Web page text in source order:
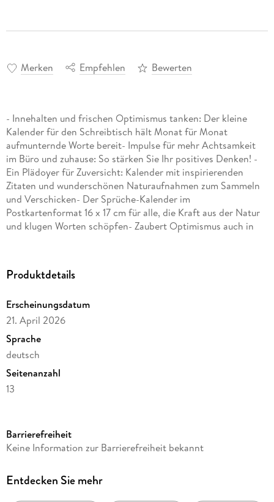
Merken Empfehlen Bewerten
- Innehalten und frischen Optimismus tanken: Der kleine
Kalender für den Schreibtisch hält Monat für Monat
aufmunternde Worte bereit- Impulse für mehr Achtsamkeit
im Büro und zuhause: So stärken Sie Ihr positives Denken! -
Ein Plädoyer für Zuversicht: Kalender mit inspirierenden
Zitaten und wunderschönen Naturaufnahmen zum Sammeln
und Verschicken- Der Sprüche-Kalender im
Postkartenformat 16 x 17 cm für alle, die Kraft aus der Natur
und klugen Worten schöpfen- Zaubert Optimismus auch in
Produktdetails
Erscheinungsdatum
21. April 2026
Sprache
deutsch
Seitenanzahl
13
Verlag/Hersteller
Produktart
Barrierefreiheit
Keine Information zur Barrierefreiheit bekannt
Entdecken Sie mehr